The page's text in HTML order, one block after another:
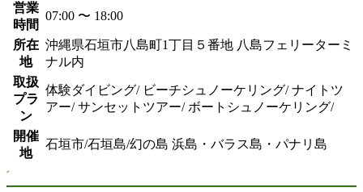
営業
時間
07:00 〜 18:00
所在
地
沖縄県石垣市八島町1丁目５番地 八島フェリーターミ
ナル内
取扱
プラ
ン
体験ダイビング/ ビーチシュノーケリング/ ナイトツ
アー/ サンセットツアー/ ボートシュノーケリング/
開催
地
石垣市/石垣島/幻の島 浜島・バラス島・パナリ島